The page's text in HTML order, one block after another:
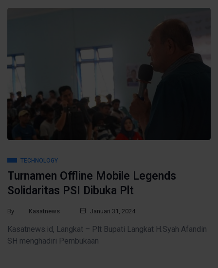
TECHNOLOGY
Turnamen Offline Mobile Legends
Solidaritas PSI Dibuka Plt
Kasatnews.id, Langkat – Plt Bupati Langkat H.Syah Afandin
SH menghadiri Pembukaan
By Kasatnews Januari 31, 2024